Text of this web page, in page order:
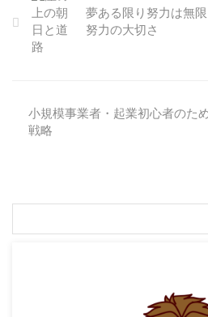
夢ある限り努力は無
努力の大切さ
小規模事業者・起業初心者のた
戦略